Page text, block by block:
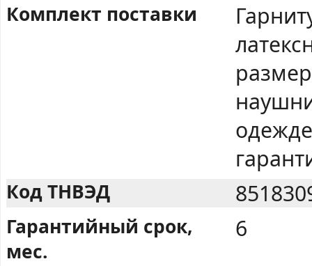
Комплект поставки
Код ТНВЭД
Гарантийный срок,
мес.
6